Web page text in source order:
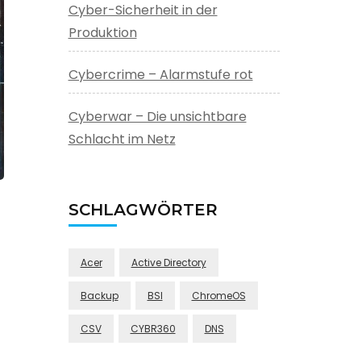
Cyber-Sicherheit in der
Produktion
Cybercrime – Alarmstufe rot
Cyberwar – Die unsichtbare
Schlacht im Netz
SCHLAGWÖRTER
Acer Active Directory
Backup BSI ChromeOS
CSV CYBR360 DNS